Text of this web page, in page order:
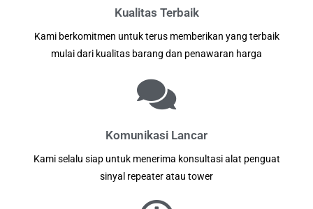
Kualitas Terbaik
Kami berkomitmen untuk terus memberikan yang terbaik
mulai dari kualitas barang dan penawaran harga
Komunikasi Lancar
Kami selalu siap untuk menerima konsultasi alat penguat
sinyal repeater atau tower